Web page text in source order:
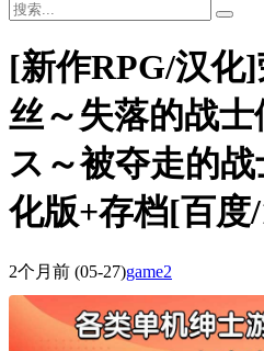
[新作RPG/汉化
丝～失落的战
ス～被夺走的
化版+存档[百度
2个月前 (05-27)game2